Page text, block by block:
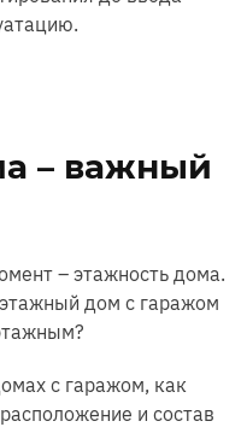
– важный
– этажность дома.
дом с гаражом
с гаражом, как
и состав